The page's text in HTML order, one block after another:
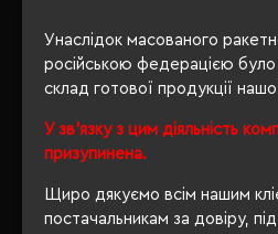
Унаслідок масованого
російською федерацією
склад готової продукції
У зв'язку з цим діяльність
призупинена.
Щиро дякуємо всім нашим
постачальникам за довіру,